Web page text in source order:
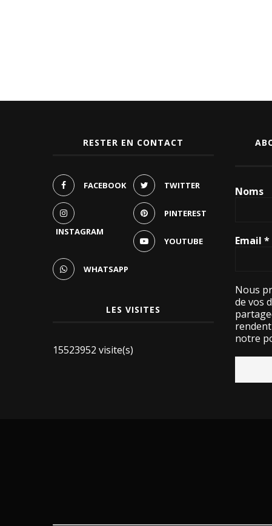
RESTER EN CONTACT
FACEBOOK TWITTER
INSTAGRAM
PINTEREST
YOUTUBE
WHATSAPP
LES VISITES
15523952 visite(s)
Noms
Email*
Nous
de vos
notre